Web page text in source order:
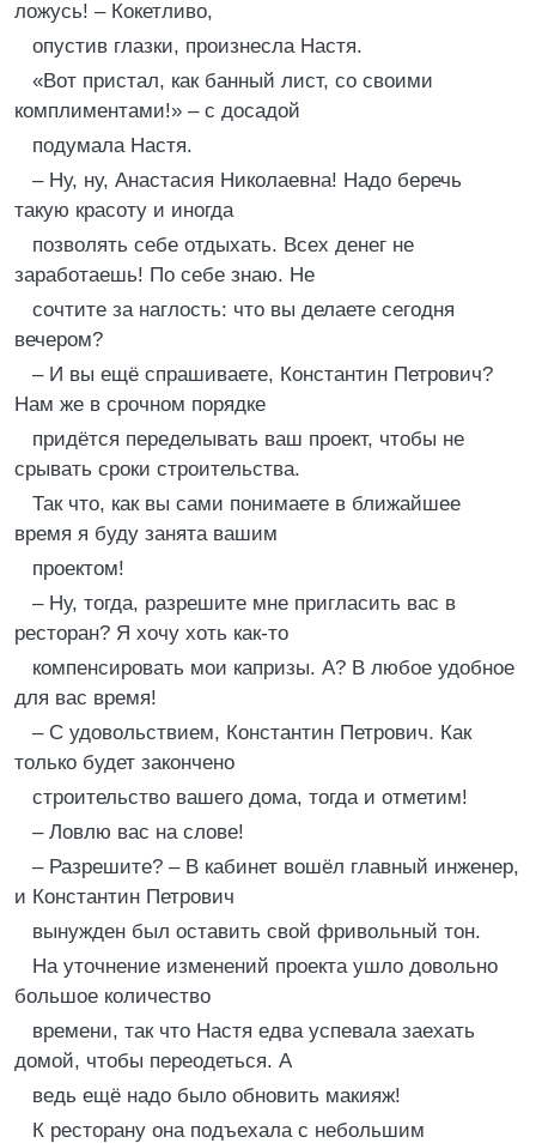
ложусь! – Кокетливо,
опустив глазки, произнесла Настя.
«Вот пристал, как банный лист, со своими
комплиментами!» – с досадой
подумала Настя.
– Ну, ну, Анастасия Николаевна! Надо беречь
такую красоту и иногда
позволять себе отдыхать. Всех денег не
заработаешь! По себе знаю. Не
сочтите за наглость: что вы делаете сегодня
вечером?
– И вы ещё спрашиваете, Константин Петрович?
Нам же в срочном порядке
придётся переделывать ваш проект, чтобы не
срывать сроки строительства.
Так что, как вы сами понимаете в ближайшее
время я буду занята вашим
проектом!
– Ну, тогда, разрешите мне пригласить вас в
ресторан? Я хочу хоть как-то
компенсировать мои капризы. А? В любое удобное
для вас время!
– С удовольствием, Константин Петрович. Как
только будет закончено
строительство вашего дома, тогда и отметим!
– Ловлю вас на слове!
– Разрешите? – В кабинет вошёл главный инженер,
и Константин Петрович
вынужден был оставить свой фривольный тон.
На уточнение изменений проекта ушло довольно
большое количество
времени, так что Настя едва успевала заехать
домой, чтобы переодеться. А
ведь ещё надо было обновить макияж!
К ресторану она подъехала с небольшим